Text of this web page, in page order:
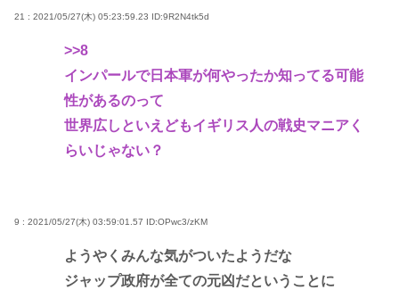
21 : 2021/05/27(木) 05:23:59.23 ID:9R2N4tk5d
>>8
インパールで日本軍が何やったか知ってる可能
性があるのって
世界広しといえどもイギリス人の戦史マニアく
らいじゃない？
9 : 2021/05/27(木) 03:59:01.57 ID:OPwc3/zKM
ようやくみんな気がついたようだな
ジャップ政府が全ての元凶だということに